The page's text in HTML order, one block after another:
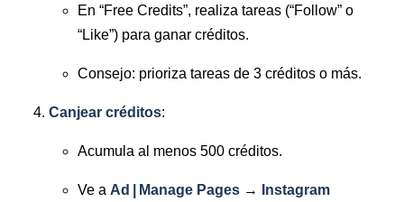
En “Free Credits”, realiza tareas (“Follow” o
“Like”) para ganar créditos.
Consejo: prioriza tareas de 3 créditos o más.
Canjear créditos:
Acumula al menos 500 créditos.
Ve a Ad | Manage Pages →
Instagram